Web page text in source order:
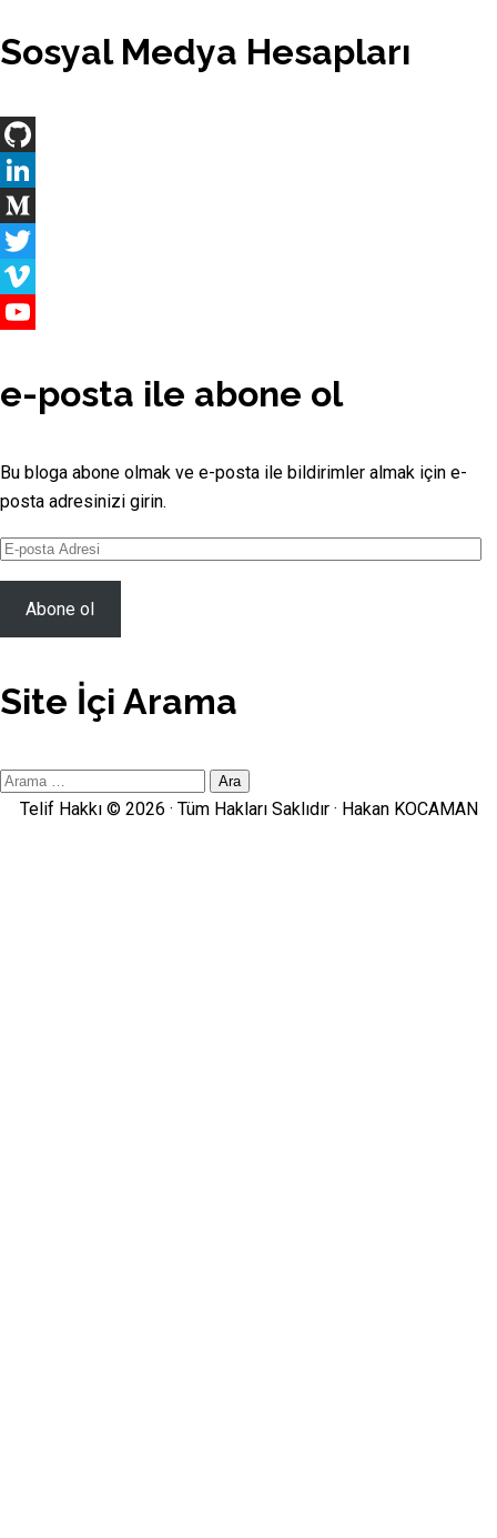
Sosyal Medya Hesapları
GitHub
LinkedIn
Medium
Twitter
Vimeo
Channel
e-posta ile abone ol
Bu bloga abone olmak ve e-posta ile bildirimler almak için e-
posta adresinizi girin.
E-
posta
AdresiAbone ol
Site İçi Arama
Site
Telif Hakkı © 2026 · Tüm Hakları Saklıdır · Hakan KOCAMAN